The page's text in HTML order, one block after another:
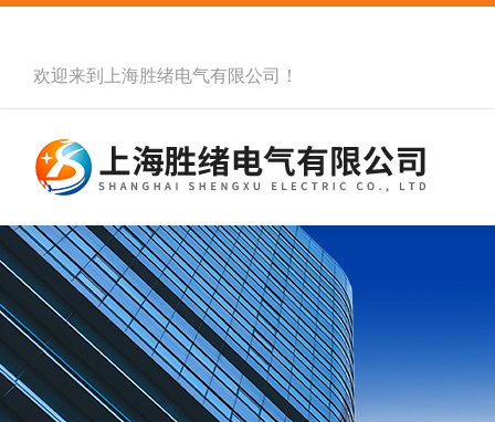
欢迎来到 上海胜绪电气有限公司 ！